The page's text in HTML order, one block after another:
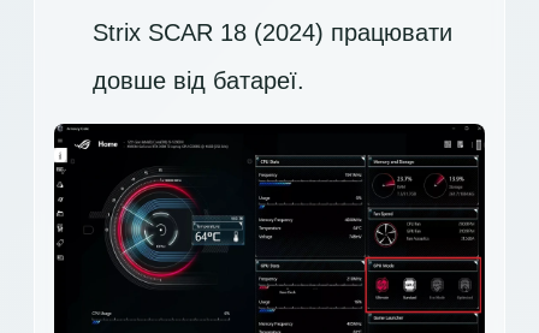
Strix SCAR 18 (2024) працювати
довше від батареї.